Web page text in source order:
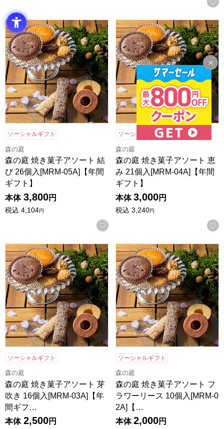
森の庭 焼き菓子アソート 結び 26個入[MRM-05A]【年間ギフ
ソーシャルギフト
森の庭
森の庭 焼き菓子アソート 結
び 26個入[MRM-05A]【年間
ギフト】
本体 3,800円
税込 4,104円
お気に入りに登録する
森の庭 焼き菓子アソート 恵
ソーシャルギフト
森の庭
森の庭 焼き菓子アソート 恵
み 21個入[MRM-04A]【年間
ギフト】
本体 3,000円
税込 3,240円
森の庭 焼き菓子アソート 芽吹き 16個入[MRM-03A]【年間ギ
ソーシャルギフト
森の庭
森の庭 焼き菓子アソート 芽
吹き 16個入[MRM-03A]【年
間ギフ…
本体 2,500円
森の庭 焼き菓子アソート フ
ソーシャルギフト
森の庭
森の庭 焼き菓子アソート フ
ラワーリース 10個入[MRM-0
2A]【…
本体 2,000円